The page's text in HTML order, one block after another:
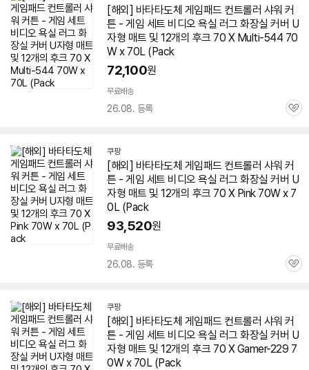
[해외] 바타타도체 게임패드 컨트롤러 샤워 커
튼 - 게임 세트 비디오 욕실 러그 화장실 커버 U
자형 매트 및 12개의 후크 70 X Multi-544 70
Wx 70L (Pack
72,100원
무료배송
26.08. 등록
관
쿠팡
[해외] 바타타도체 게임패드 컨트롤러 샤워 커
튼 - 게임 세트 비디오 욕실 러그 화장실 커버 U
자형 매트 및 12개의 후크 70 X Pink 70Wx 7
0L (Pack
93,520원
무료배송
26.08. 등록
관
쿠팡
[해외] 바타타도체 게임패드 컨트롤러 샤워 커
튼 - 게임 세트 비디오 욕실 러그 화장실 커버 U
자형 매트 및 12개의 후크 70 X Gamer-229 7
0Wx 70L (Pack